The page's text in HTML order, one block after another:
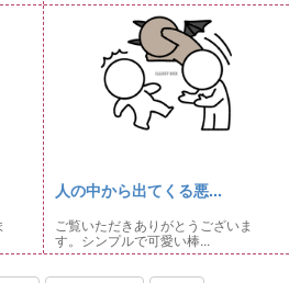
人の中から出てくる悪...
ご覧いただきありがとうございま
す。シンプルで可愛い棒...